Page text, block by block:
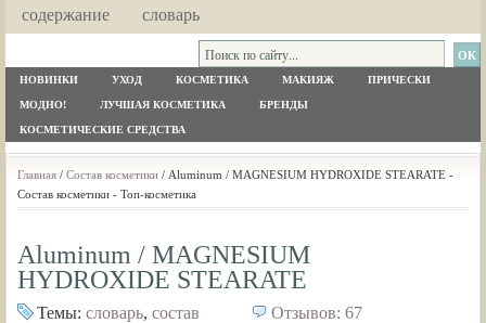
содержание
словарь
НОВИНКИ УХОД КОСМЕТИКА МАКИЯЖ ПРИЧЕСКИ
МОДНО! ЛУЧШАЯ КОСМЕТИКА БРЕНДЫ
КОСМЕТИЧЕСКИЕ СРЕДСТВА
Главная / Состав косметики / Aluminum / MAGNESIUM HYDROXIDE STEARATE -
Состав косметики - Топ-косметика
Aluminum / MAGNESIUM
HYDROXIDE STEARATE
Темы: словарь, состав
Отзывов: 67